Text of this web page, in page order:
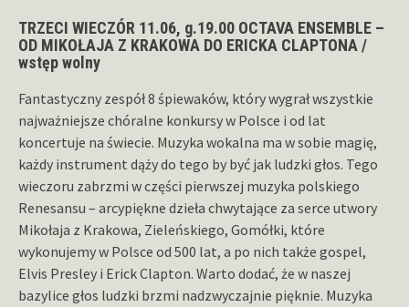
TRZECI WIECZÓR 11.06, g.19.00 OCTAVA ENSEMBLE –
OD MIKOŁAJA Z KRAKOWA DO ERICKA CLAPTONA /
wstęp wolny
Fantastyczny zespół 8 śpiewaków, który wygrał wszystkie
najważniejsze chóralne konkursy w Polsce i od lat
koncertuje na świecie. Muzyka wokalna ma w sobie magię,
każdy instrument dąży do tego by być jak ludzki głos. Tego
wieczoru zabrzmi w części pierwszej muzyka polskiego
Renesansu – arcypiękne dzieła chwytające za serce utwory
Mikołaja z Krakowa, Zieleńskiego, Gomółki, które
wykonujemy w Polsce od 500 lat, a po nich także gospel,
Elvis Presley i Erick Clapton. Warto dodać, że w naszej
bazylice głos ludzki brzmi nadzwyczajnie pięknie. Muzyka